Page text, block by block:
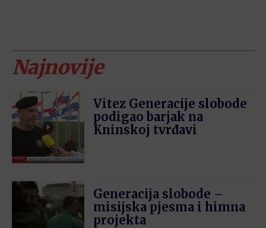
Najnovije
Vitez Generacije slobode
podigao barjak na
Kninskoj tvrđavi
Generacija slobode –
misijska pjesma i himna
projekta